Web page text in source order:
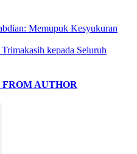
Memupuk Kesyukuran
kepada Seluruh
FROM AUTHOR